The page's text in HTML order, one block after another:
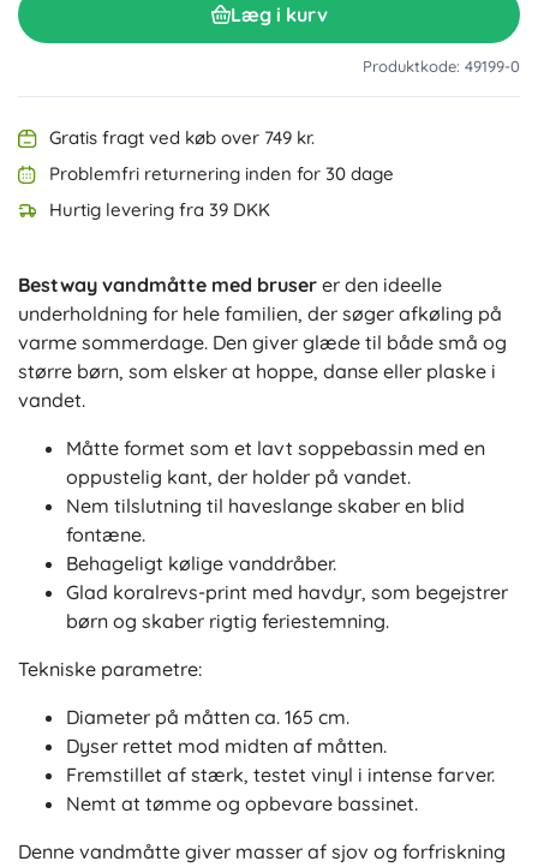
Læg i kurv
Produktkode: 49199-0
Gratis fragt ved køb over 749 kr.
Problemfri returnering inden for 30 dage
Hurtig levering fra 39 DKK
Bestway vandmåtte med bruser er den ideelle
underholdning for hele familien, der søger afkøling på
varme sommerdage. Den giver glæde til både små og
større børn, som elsker at hoppe, danse eller plaske i
vandet.
Måtte formet som et lavt soppebassin med en
oppustelig kant, der holder på vandet.
Nem tilslutning til haveslange skaber en blid
fontæne.
Behageligt kølige vanddråber.
Glad koralrevs-print med havdyr, som begejstrer
børn og skaber rigtig feriestemning.
Tekniske parametre:
Diameter på måtten ca. 165 cm.
Dyser rettet mod midten af måtten.
Fremstillet af stærk, testet vinyl i intense farver.
Nemt at tømme og opbevare bassinet.
Denne vandmåtte giver masser af sjov og forfriskning